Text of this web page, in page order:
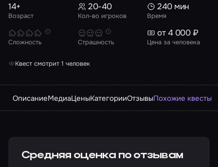
Возраст
14+
Кол-во игроков
20-40
Время
240 мин
Сложность Страшность Цена за человека
от 4 000 ₽
Квест смотрит 1 человек
ОписаниеМедиаЦеныКатегорииОтзывыПохожие квесты
Средняя оценка по отзывам